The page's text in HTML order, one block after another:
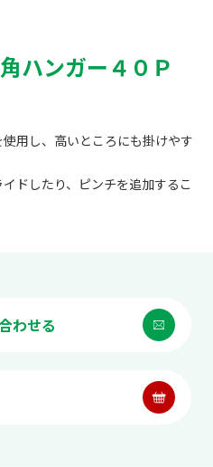
ハンガー４０Ｐ
用し、高いところにも掛けやす
ドしたり、ピンチを追加するこ
わせる